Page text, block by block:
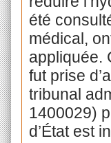
été
médical,
appliquée.
fut prise
tribunal
1400029)
d’État est